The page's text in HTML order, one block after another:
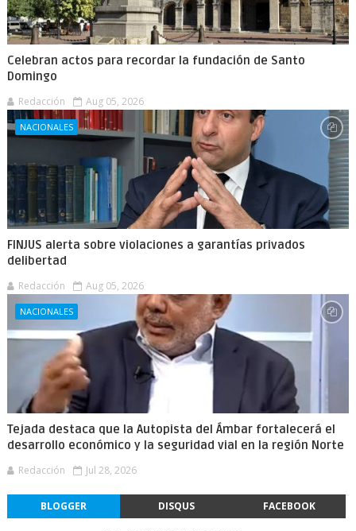
Celebran actos para recordar la fundación de Santo
Domingo
Redacción Aug 05, 2026
NACIONALES
FINJUS alerta sobre violaciones a garantías privados
delibertad
Redacción Aug 05, 2026
NACIONALES
Tejada destaca que la Autopista del Ámbar fortalecerá el
desarrollo económico y la seguridad vial en la región Norte
Redacción Jul 28, 2026
BLOGGER DISQUS FACEBOOK